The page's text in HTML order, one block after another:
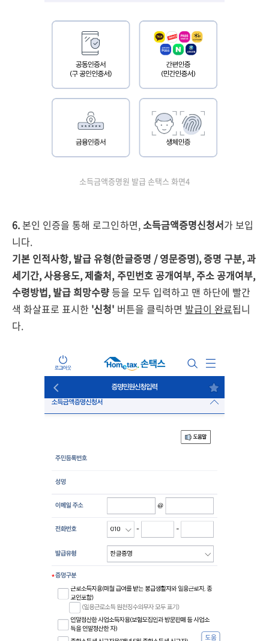
소득금액증명원 발급 손택스 화면4
6.본인 인증을 통해 로그인하면,소득금액증명신청서가 보입
니다.
기본 인적사항, 발급 유형(한글증명 / 영문증명), 증명 구분, 과
세기간, 사용용도, 제출처, 주민번호 공개여부, 주소 공개여부,
수령방법, 발급 희망수량등을 모두 입력하고 맨 하단에 빨간
색 화살표로 표시한 '신청' 버튼을 클릭하면 발급이 완료됩니
다.